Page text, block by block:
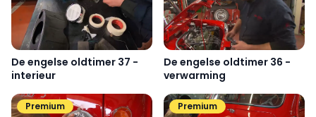
De engelse oldtimer 37 -
interieur
De engelse oldtimer 36 -
verwarming
Premium Premium